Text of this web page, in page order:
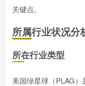
关键点。
所属行业状况分
所在行业类型
美国绿星球（PLAG）